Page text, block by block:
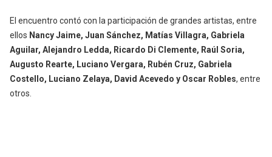
El encuentro contó con la participación de grandes artistas, entre
ellos Nancy Jaime, Juan Sánchez, Matías Villagra, Gabriela
Aguilar, Alejandro Ledda, Ricardo Di Clemente, Raúl Soria,
Augusto Rearte, Luciano Vergara, Rubén Cruz, Gabriela
Costello, Luciano Zelaya, David Acevedo y Oscar Robles, entre
otros.